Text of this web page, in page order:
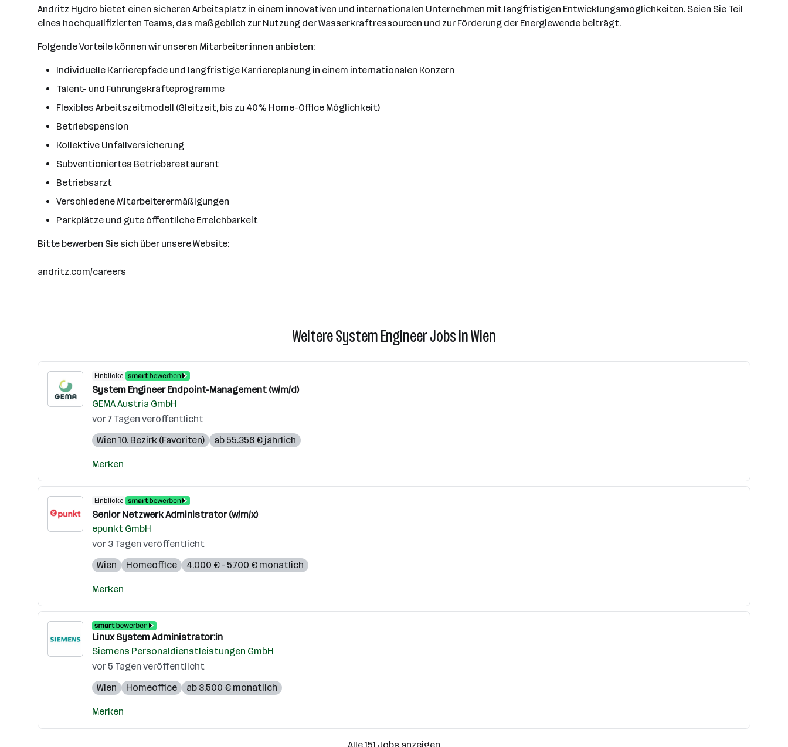
Andritz Hydro bietet einen sicheren Arbeitsplatz in einem innovativen und internationalen Unternehmen mit langfristigen Entwicklungsmöglichkeiten. Seien Sie Teil
eines hochqualifizierten Teams, das maßgeblich zur Nutzung der Wasserkraftressourcen und zur Förderung der Energiewende beiträgt.
Folgende Vorteile können wir unseren Mitarbeiter:innen anbieten:
Individuelle Karrierepfade und langfristige Karriereplanung in einem internationalen Konzern
Talent- und Führungskräfteprogramme
Flexibles Arbeitszeitmodell (Gleitzeit, bis zu 40% Home-Office Möglichkeit)
Betriebspension
Kollektive Unfallversicherung
Subventioniertes Betriebsrestaurant
Betriebsarzt
Verschiedene Mitarbeiterermäßigungen
Parkplätze und gute öffentliche Erreichbarkeit
Bitte bewerben Sie sich über unsere Website:
andritz.com/careers
Weitere System Engineer Jobs in Wien
Einblicke
System Engineer Endpoint-Management (w/m/d)
GEMA Austria GmbH
vor 7 Tagen veröffentlicht
Wien 10. Bezirk (Favoriten)
ab 55.356 € jährlich
Merken
Einblicke
Senior Netzwerk Administrator (w/m/x)
epunkt GmbH
vor 3 Tagen veröffentlicht
Wien
Homeoffice 4.000 € – 5.700 € monatlich
Merken
Linux System Administrator:in
Siemens Personaldienstleistungen GmbH
vor 5 Tagen veröffentlicht
Wien
Homeoffice ab 3.500 € monatlich
Merken